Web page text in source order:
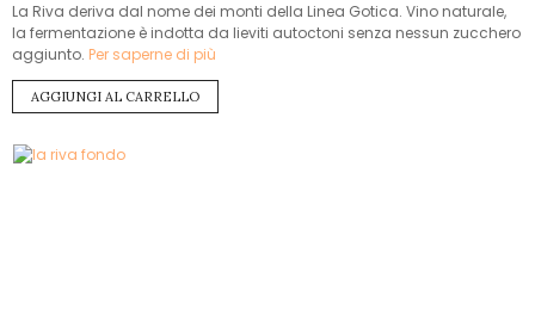
La Riva deriva dal nome dei monti della Linea Gotica. Vino naturale,
la fermentazione è indotta da lieviti autoctoni senza nessun zucchero
aggiunto. Per saperne di più
AGGIUNGI AL CARRELLO